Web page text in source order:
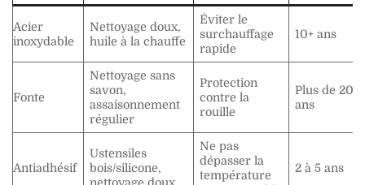
Acier
inoxydable
Nettoyage doux,
huile à la chauffe
Éviter le
surchauffage
rapide
10+ ans
Fonte
Nettoyage sans
savon,
assaisonnement
régulier
Protection
contre la
rouille
Plus de 20
ans
Antiadhésif
Ustensiles
bois/silicone,
Ne pas
dépasser la
température
2 à 5 ans